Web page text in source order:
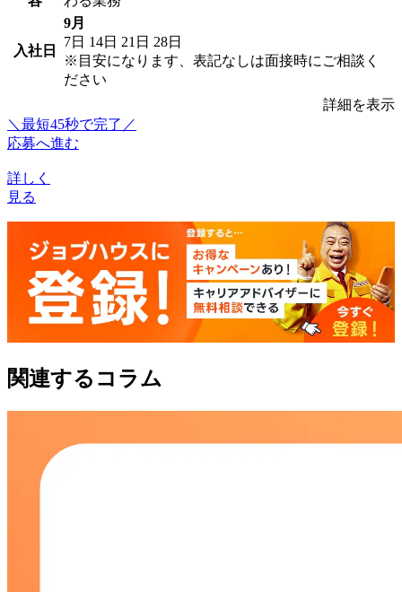
入社日
9月
7日 14日 21日 28日
※目安になります、表記なしは面接時にご相談く
ださい
詳細を表示
＼最短45秒で完了／
応募へ進む
詳しく
見る
関連するコラム